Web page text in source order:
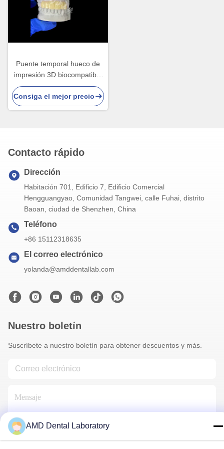
Puente temporal hueco de
impresión 3D biocompatible
ligero para restauraciones
previas al implante
Consiga el mejor precio
Contacto rápido
Dirección
Habitación 701, Edificio 7, Edificio Comercial
Hengguangyao, Comunidad Tangwei, calle Fuhai, distrito
Baoan, ciudad de Shenzhen, China
Teléfono
+86 15112318635
El correo electrónico
yolanda@amddentallab.com
Nuestro boletín
Suscríbete a nuestro boletín para obtener descuentos y más.
AMD Dental Laboratory